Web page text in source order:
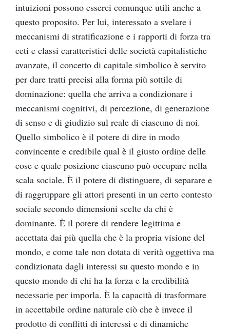
intuizioni possono esserci comunque utili anche a
questo proposito. Per lui, interessato a svelare i
meccanismi di stratificazione e i rapporti di forza tra
ceti e classi caratteristici delle società capitalistiche
avanzate, il concetto di capitale simbolico è servito
per dare tratti precisi alla forma più sottile di
dominazione: quella che arriva a condizionare i
meccanismi cognitivi, di percezione, di generazione
di senso e di giudizio sul reale di ciascuno di noi.
Quello simbolico è il potere di dire in modo
convincente e credibile qual è il giusto ordine delle
cose e quale posizione ciascuno può occupare nella
scala sociale. È il potere di distinguere, di separare e
di raggruppare gli attori presenti in un certo contesto
sociale secondo dimensioni scelte da chi è
dominante. È il potere di rendere legittima e
accettata dai più quella che è la propria visione del
mondo, e come tale non dotata di verità oggettiva ma
condizionata dagli interessi su questo mondo e in
questo mondo di chi ha la forza e la credibilità
necessarie per imporla. È la capacità di trasformare
in accettabile ordine naturale ciò che è invece il
prodotto di conflitti di interessi e di dinamiche